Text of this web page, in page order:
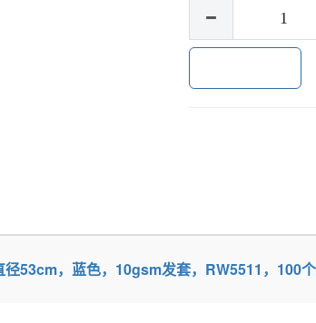
53cm，蓝色，10gsm发套，RW5511，100